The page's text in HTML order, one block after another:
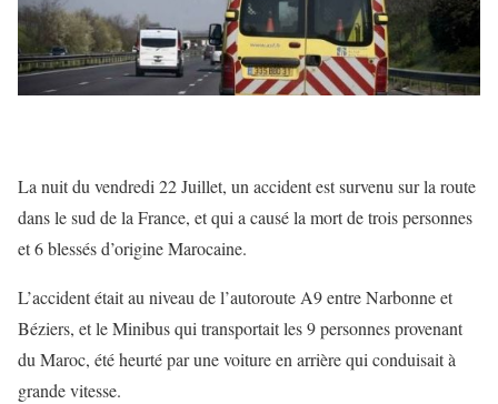
La nuit du vendredi 22 Juillet, un accident est survenu sur la route
dans le sud de la France, et qui a causé la mort de trois personnes
et 6 blessés d’origine Marocaine.
L’accident était au niveau de l’autoroute A9 entre Narbonne et
Béziers, et le Minibus qui transportait les 9 personnes provenant
du Maroc, été heurté par une voiture en arrière qui conduisait à
grande vitesse.